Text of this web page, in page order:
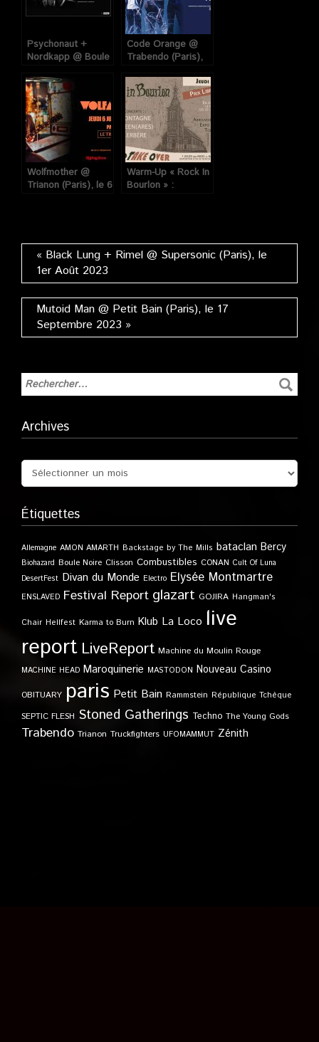
Psychonaut +
Nordkapp @ Boule
Janvier 2023
Code Orange @
Trabendo (Paris),
Wolfmother @
Trianon (Paris), le 6
Warm-Up « Rock In
Bourlon » :
« Black Lung + Rimel @ Supersonic (Paris), le
1er Août 2023
Mutoid Man @ Petit Bain (Paris), le 17
Septembre 2023 »
Archives
Étiquettes
Allemagne AMON AMARTH Backstage by The Mills bataclan Bercy
Biohazard Boule Noire Clisson Combustibles CONAN Cult Of Luna
DesertFest Divan du Monde Electro Elysée Montmartre
ENSLAVED Festival Report glazart GOJIRA Hangman's
Chair Hellfest Karma to Burn Klub La Loco live
report LiveReport Machine du Moulin Rouge
MACHINE HEAD Maroquinerie MASTODON Nouveau Casino
OBITUARY paris Petit Bain Rammstein République Tchèque
SEPTIC FLESH Stoned Gatherings Techno The Young Gods
Trabendo Trianon Truckfighters UFOMAMMUT Zénith